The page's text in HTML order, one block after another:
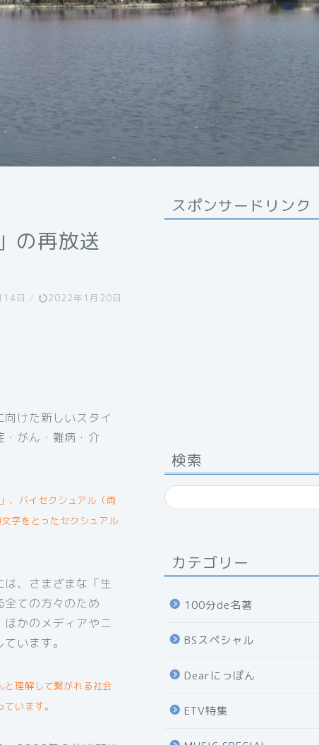
の再放送
日 / 2022年1月20日
けた新しいスタイ
がん・難病・介
、バイセクシュアル（両
字をとったセクシュアル
、さまざまな「生
ての方々のため
かのメディアやニ
います。
と理解して繋がれる社会
います。
スポンサードリンク
検索
カテゴリー
100分de名著
BSスペシャル
Dearにっぽん
ETV特集